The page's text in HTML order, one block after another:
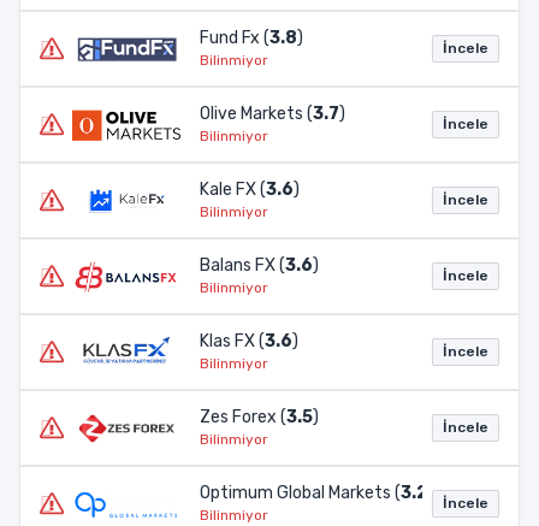
Fund Fx (3.8)
Bilinmiyor
İncele
Olive Markets (3.7)
Bilinmiyor
İncele
Kale FX (3.6)
Bilinmiyor
İncele
Balans FX (3.6)
Bilinmiyor
İncele
Klas FX (3.6)
Bilinmiyor
İncele
Zes Forex (3.5)
Bilinmiyor
İncele
Optimum Global Markets (3.2 )
Bilinmiyor
İncele